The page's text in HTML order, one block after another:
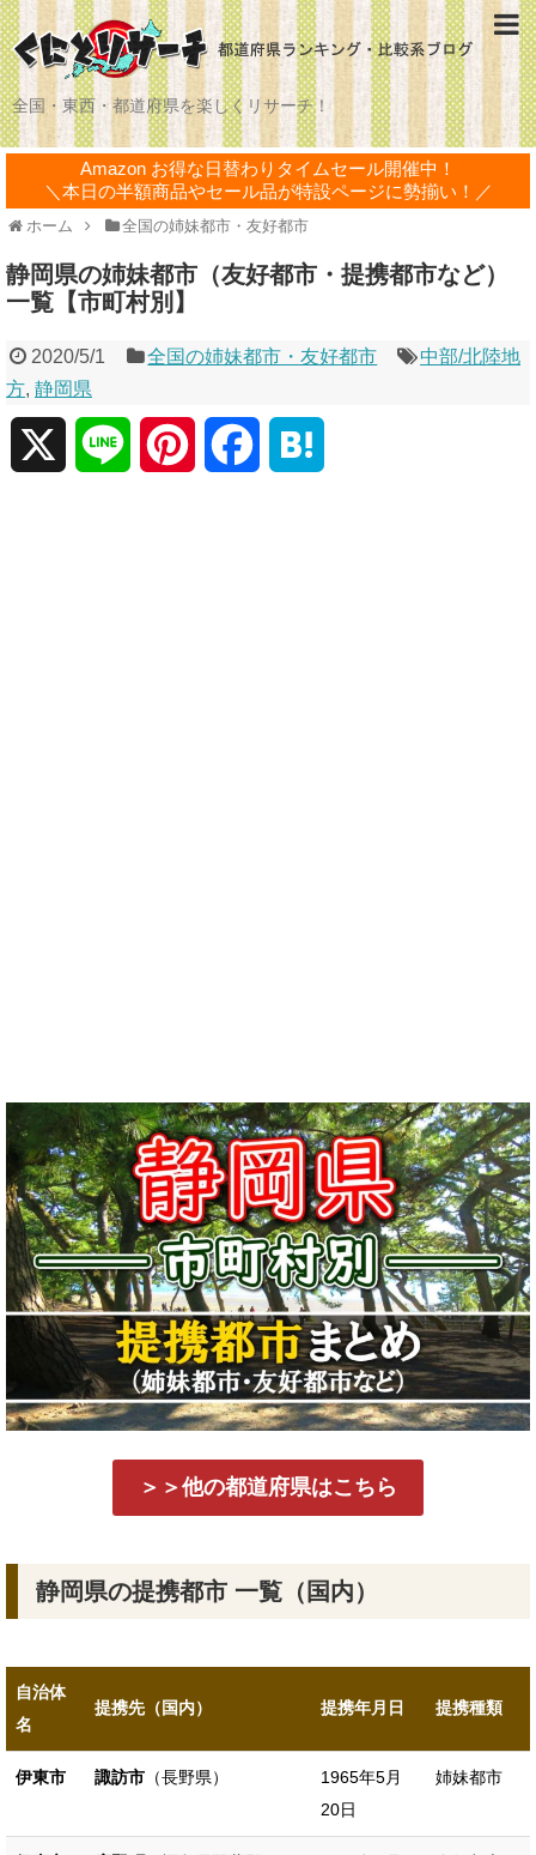
全国・東西・都道府県を楽しくリサーチ！
Amazon お得な日替わりタイムセール開催中！
＼本日の半額商品やセール品が特設ページに勢揃い！／
ホーム 全国の姉妹都市・友好都市
静岡県の姉妹都市（友好都市・提携都市など）
一覧【市町村別】
2020/5/1 全国の姉妹都市・友好都市
中部/北陸地
方, 静岡県
＞＞他の都道府県はこちら
静岡県の提携都市 一覧（国内）
自治体
名
提携先（国内） 提携年月日 提携種類
伊東市 諏訪市 （長野県）
1965年5月
20日
姉妹都市